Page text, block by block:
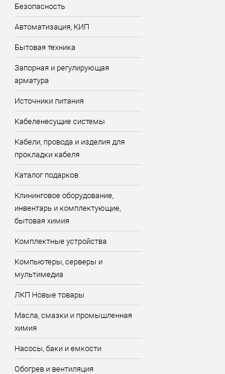
Безопасность
Автоматизация, КИП
Бытовая техника
Запорная и регулирующая
арматура
Источники питания
Кабеленесущие системы
Кабели, провода и изделия для
прокладки кабеля
Каталог подарков
Клининговое оборудование,
инвентарь и комплектующие,
бытовая химия
Комплектные устройства
Компьютеры, серверы и
мультимедиа
ЛКП Новые товары
Масла, смазки и промышленная
химия
Насосы, баки и емкости
Обогрев и вентиляция